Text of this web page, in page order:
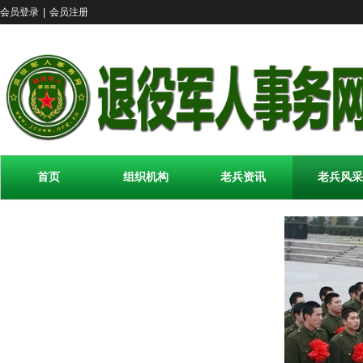
会员登录 会员注册
首页 组织机构 老兵资讯 老兵风采